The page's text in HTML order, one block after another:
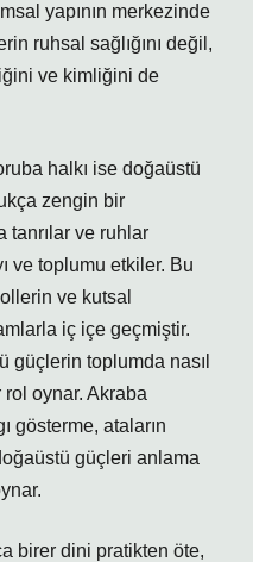
yapının merkezinde
ruhsal sağlığını değil,
ve kimliğini de
halkı ise doğaüstü
zengin bir
tanrılar ve ruhlar
ve toplumu etkiler. Bu
ve kutsal
iç içe geçmiştir.
güçlerin toplumda nasıl
oynar. Akraba
gösterme, ataların
güçleri anlama
birer dini pratikten öte,